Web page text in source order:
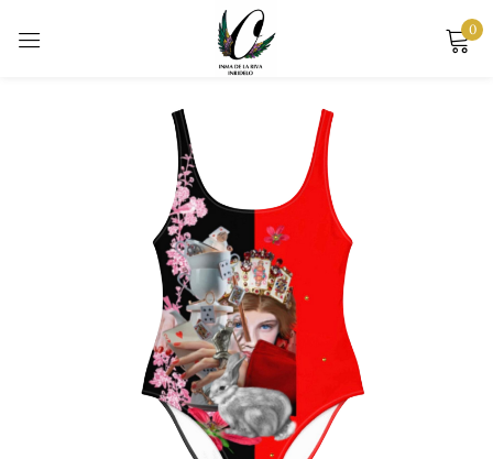
0
Sign in
Remember me Lost password?
LOG IN
CREATE AN ACCOUNT